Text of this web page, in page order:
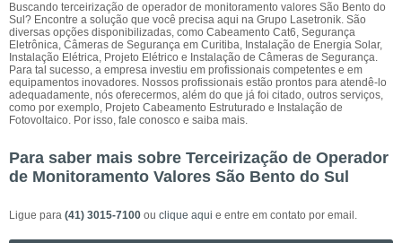
Buscando terceirização de operador de monitoramento valores São Bento do
Sul? Encontre a solução que você precisa aqui na Grupo Lasetronik. São
diversas opções disponibilizadas, como Cabeamento Cat6, Segurança
Eletrônica, Câmeras de Segurança em Curitiba, Instalação de Energia Solar,
Instalação Elétrica, Projeto Elétrico e Instalação de Câmeras de Segurança.
Para tal sucesso, a empresa investiu em profissionais competentes e em
equipamentos inovadores. Nossos profissionais estão prontos para atendê-lo
adequadamente, nós oferecermos, além do que já foi citado, outros serviços,
como por exemplo, Projeto Cabeamento Estruturado e Instalação de
Fotovoltaico. Por isso, fale conosco e saiba mais.
Para saber mais sobre Terceirização de Operador
de Monitoramento Valores São Bento do Sul
Ligue para (41) 3015-7100 ou clique aqui e entre em contato por email.